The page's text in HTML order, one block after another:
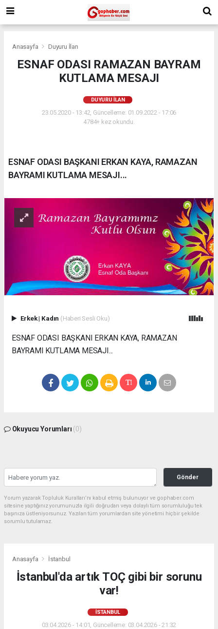
Anasayfa Duyuru İlan
ESNAF ODASI RAMAZAN BAYRAM
KUTLAMA MESAJI
DUYURU İLAN
23.05.2020 - 13:42, Güncelleme: 01.09.2022 - 17:06
4784+ kez okundu.
ESNAF ODASI BAŞKANI ERKAN KAYA, RAMAZAN
BAYRAMI KUTLAMA MESAJI...
Erkek| Kadın (Haberi Sesli Oku)
ESNAF ODASI BAŞKANI ERKAN KAYA, RAMAZAN
BAYRAMI KUTLAMA MESAJI...
Okuyucu Yorumları (0)
Gönder
Yorum yazarak Topluluk Kuralları’nı kabul etmiş bulunuyor ve gophaber.com
sitesine yaptığınız yorumunuzla ilgili doğrudan veya dolaylı tüm sorumluluğu tek
başınıza üstleniyorsunuz. Yazılan tüm yorumlardan site yönetimi hiçbir şekilde
sorumlu tutulamaz.
Anasayfa İstanbul
İstanbul'da artık TOÇ gibi bir sorunu
var!
İSTANBUL
03.04.2026 - 14:01, Güncelleme: 03.04.2026 - 21:32